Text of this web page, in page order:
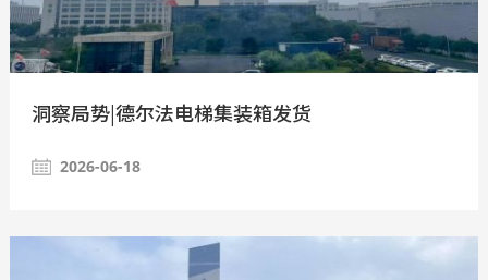
洞察局势|德尔法电梯集装箱发货
2026-06-18